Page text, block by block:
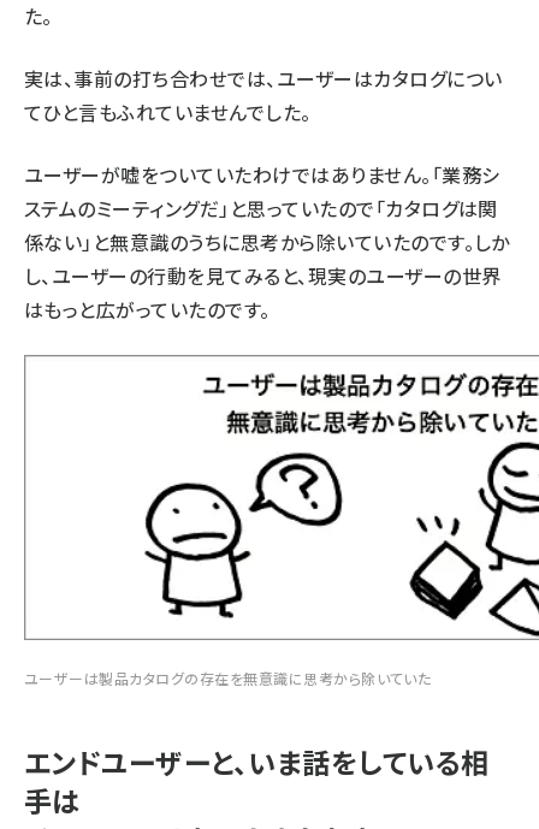
た。
実は、事前の打ち合わせでは、ユーザーはカタログについ
てひと言もふれていませんでした。
ユーザーが嘘をついていたわけではありません。「業務シ
ステムのミーティングだ」と思っていたので「カタログは関
係ない」と無意識のうちに思考から除いていたのです。しか
し、ユーザーの行動を見てみると、現実のユーザーの世界
はもっと広がっていたのです。
ユーザーは製品カタログの存在を無意識に思考から除いていた
エンドユーザーと、いま話をしている相
手は